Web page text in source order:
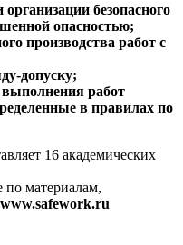
организации безопасного
опасностью;
производства работ с
допуску;
выполнения работ
в правилах по
16 академических
по материалам,
www.safework.ru